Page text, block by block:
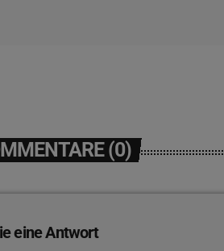
(0)
eine Antwort